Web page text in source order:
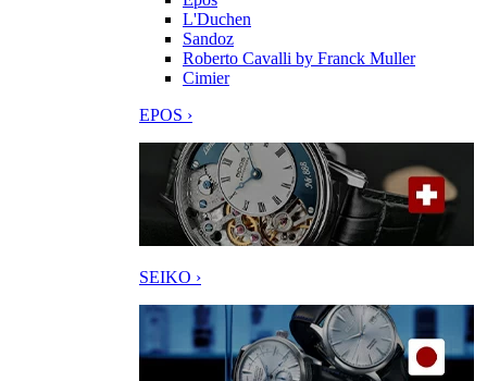
L'Duchen
Sandoz
Roberto Cavalli by Franck Muller
Cimier
EPOS ›
SEIKO ›